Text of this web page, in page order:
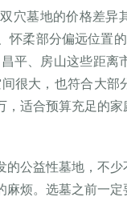
穴墓地的价格差异
怀柔部分偏远位置
平、房山这些距离
很大，也符合大部
适合预算充足的家
公益性墓地，不
烦。选墓之前一